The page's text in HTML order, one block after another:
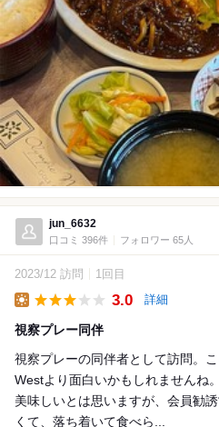
jun_6632
口コミ 396件 フォロワー 65人
2023/12 訪問 1回目
3.0 詳細
視察プレー同伴
視察プレーの同伴者として訪問。
Westより面白いかもしれませんね
美味しいとは思いますが、会員勧
くて、落ち着いて食べら...